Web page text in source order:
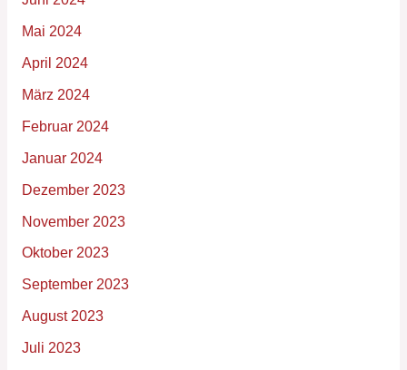
Mai 2024
April 2024
März 2024
Februar 2024
Januar 2024
Dezember 2023
November 2023
Oktober 2023
September 2023
August 2023
Juli 2023